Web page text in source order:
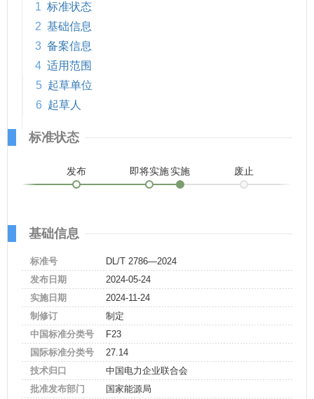
1 标准状态
2 基础信息
3 备案信息
4 适用范围
5 起草单位
6 起草人
标准状态
发布 即将实施实施 废止
基础信息
标准号
DL/T 2786—2024
发布日期
2024-05-24
实施日期
2024-11-24
制修订
制定
中国标准分类号
F23
国际标准分类号
27.14
技术归口
中国电力企业联合会
批准发布部门
国家能源局